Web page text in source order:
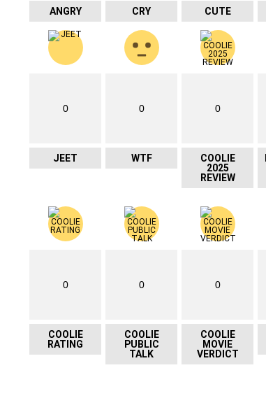
ANGRY CRY CUTE
0
JEET
0
WTF
0
COOLIE
2025
REVIEW
0
COOLIE
RATING
0
COOLIE
PUBLIC
TALK
0
COOLIE
MOVIE
VERDICT